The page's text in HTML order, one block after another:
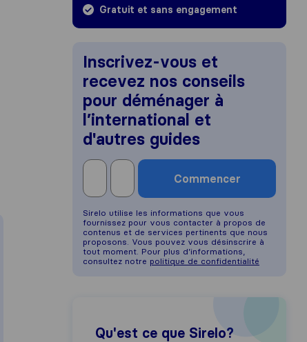
Gratuit et sans engagement
Inscrivez-vous et
recevez nos conseils
pour déménager à
l’international et
d'autres guides
Commencer
Sirelo utilise les informations que vous
fournissez pour vous contacter à propos de
contenus et de services pertinents que nous
proposons. Vous pouvez vous désinscrire à
tout moment. Pour plus d’informations,
consultez notre politique de confidentialité
Qu'est ce que Sirelo?